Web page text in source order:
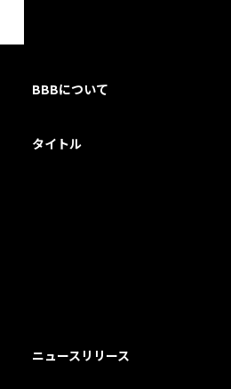
BBBについて
タイトル
ニュースリリース